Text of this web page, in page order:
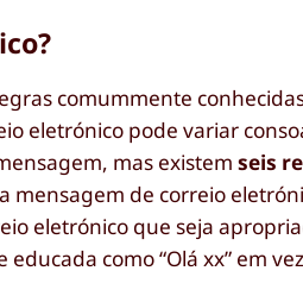
comummente
eletrónico pode variar
mas existemseis
mensagem de correio
eletrónico que seja
como “Olá xx” em